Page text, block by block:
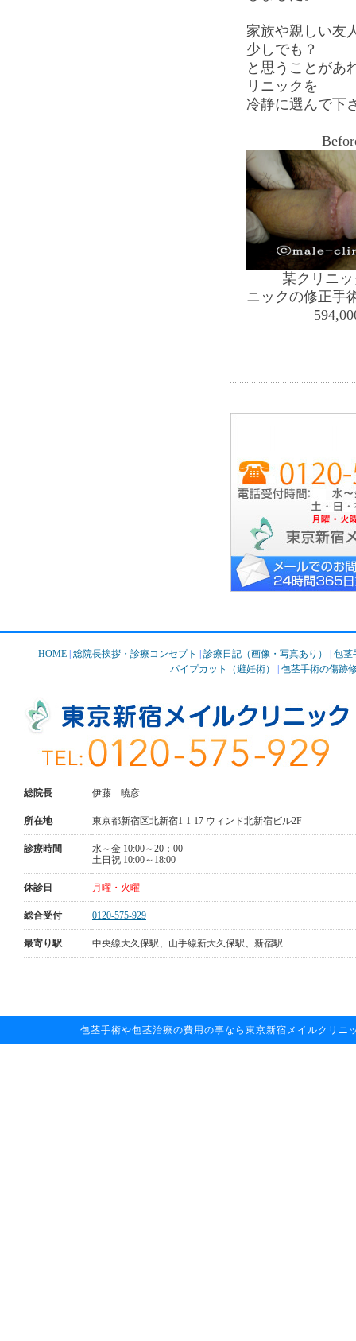
家族や親しい友
少しでも？
と思うことがあ
リニックを
冷静に選んで下
某クリニッ
ニックの修正手
HOME| 総院長挨拶・診療コンセプト 診療日記（画像・写真あり）
包茎
パイプカット（避妊術）
包茎手術の傷跡
総院長 伊藤 暁彦
所在地 東京都新宿区北新宿1-1-17 ウィンド北新宿ビル2F
診療時間
水～金 10:00～20：00
土日祝 10:00～18:00
休診日 月曜・火曜
総合受付 0120-575-929
最寄り駅 中央線大久保駅、山手線新大久保駅、新宿駅
包茎手術や包茎治療の費用の事なら東京新宿メイルクリ